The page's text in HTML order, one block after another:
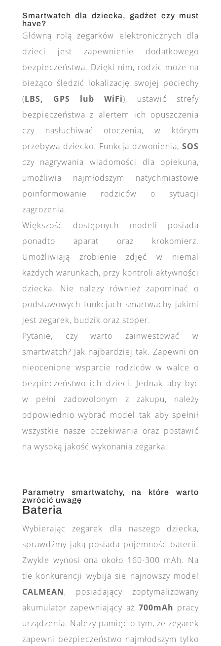
Smartwatch dla dziecka, gadżet czy must
have?
Główną rolą zegarków elektronicznych dla
dzieci jest zapewnienie dodatkowego
bezpieczeństwa. Dzięki nim, rodzic może na
bieżąco śledzić lokalizację swojej pociechy
(LBS, GPS lub WiFi), ustawić strefy
bezpieczeństwa z alertem ich opuszczenia
czy nasłuchiwać otoczenia, w którym
przebywa dziecko. Funkcja dzwonienia,SOS
czy nagrywania wiadomości dla opiekuna,
umożliwia najmłodszym natychmiastowe
poinformowanie rodziców o sytuacji
zagrożenia.
Większość dostępnych modeli posiada
ponadto aparat oraz krokomierz.
Umożliwiają zrobienie zdjęć w niemal
każdych warunkach, przy kontroli aktywności
dziecka. Nie należy również zapominać o
podstawowych funkcjach smartwachy jakimi
jest zegarek, budzik oraz stoper.
Pytanie, czy warto zainwestować w
smartwatch? Jak najbardziej tak. Zapewni on
nieocenione wsparcie rodziców w walce o
bezpieczeństwo ich dzieci. Jednak aby być
w pełni zadowolonym z zakupu, należy
odpowiednio wybrać model tak aby spełnił
wszystkie nasze oczekiwania oraz postawić
na wysoką jakość wykonania zegarka.
Parametry smartwatchy, na które warto
zwrócić uwagę
Bateria
Wybierając zegarek dla naszego dziecka,
sprawdźmy jaką posiada pojemność baterii.
Zwykle wynosi ona około 160-300 mAh. Na
tle konkurencji wybija się najnowszy model
CALMEAN, posiadający zoptymalizowany
akumulator zapewniający aż 700mAh pracy
urządzenia. Należy pamięć o tym, że zegarek
zapewni bezpieczeństwo najmłodszym tylko